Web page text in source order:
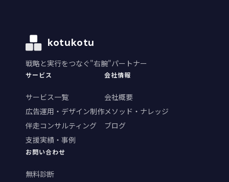
kotukotu
戦略と実行をつなぐ"右腕"パートナー
サービス
サービス一覧
広告運用・デザイン制作
伴走コンサルティング
支援実績・事例
会社情報
会社概要
メソッド・ナレッジ
ブログ
お問い合わせ
無料診断